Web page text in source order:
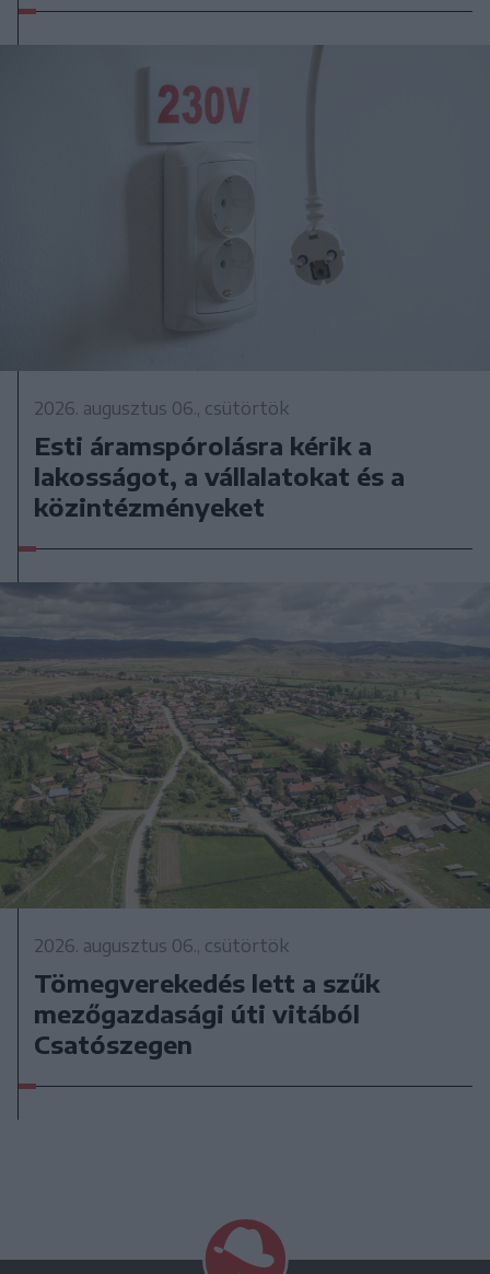
2026. augusztus 06., csütörtök
Esti áramspórolásra kérik a
lakosságot, a vállalatokat és a
közintézményeket
2026. augusztus 06., csütörtök
Tömegverekedés lett a szűk
mezőgazdasági úti vitából
Csatószegen